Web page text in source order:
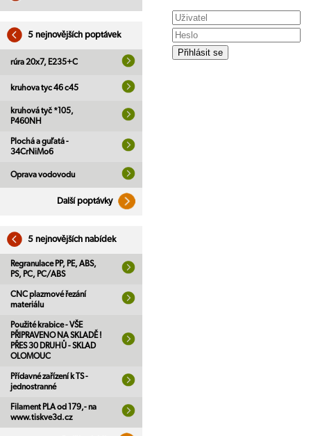
5 nejnovějších poptávek
rúra 20x7, E235+C
kruhova tyc 46 c45
kruhová tyč *105,
P460NH
Plochá a guľatá -
34CrNiMo6
Oprava vodovodu
Další poptávky
5 nejnovějších nabídek
Regranulace PP, PE, ABS,
PS, PC, PC/ABS
CNC plazmové řezání
materiálu
Použité krabice - VŠE
PŘIPRAVENO NA SKLADĚ !
PŘES 30 DRUHŮ - SKLAD
OLOMOUC
Přídavné zařízení k TS -
jednostranné
Filament PLA od 179,- na
www.tiskve3d.cz